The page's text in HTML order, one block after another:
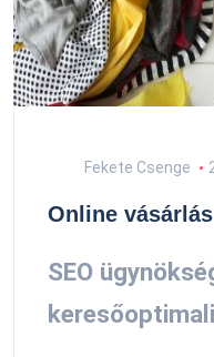
Fekete Csenge
Online
SEO